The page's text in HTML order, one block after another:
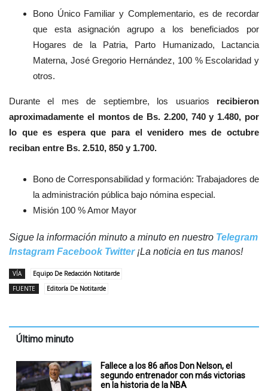
Bono Único Familiar y Complementario, es de recordar
que esta asignación agrupo a los beneficiados por
Hogares de la Patria, Parto Humanizado, Lactancia
Materna, José Gregorio Hernández, 100 % Escolaridad y
otros.
Durante el mes de septiembre, los usuarios recibieron
aproximadamente el montos de Bs. 2.200, 740 y 1.480, por
lo que es espera que para el venidero mes de octubre
reciban entre Bs. 2.510, 850 y 1.700.
Bono de Corresponsabilidad y formación: Trabajadores de
la administración pública bajo nómina especial.
Misión 100 % Amor Mayor
Sigue la información minuto a minuto en nuestro Telegram
Instagram Facebook Twitter¡La noticia en tus manos!
VÍA
Equipo De Redacción Notitarde
FUENTE
Editoría De Notitarde
Último minuto
Fallece a los 86 años Don Nelson, el
segundo entrenador con más victorias
en la historia de la NBA